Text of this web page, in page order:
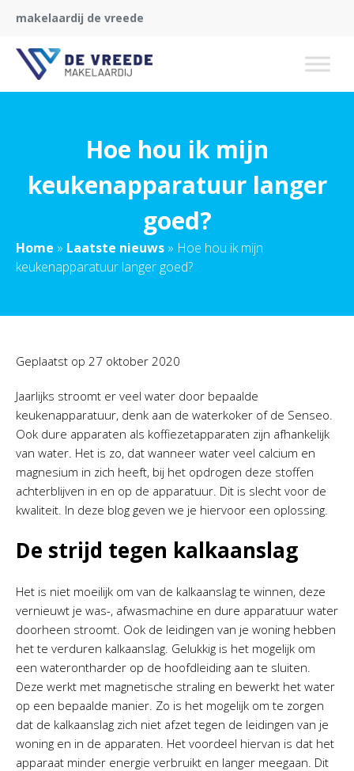
makelaardij de vreede
Hoe hou ik mijn
keukenapparatuur langer
goed?
Home » Laatste nieuws » Hoe hou ik mijn
keukenapparatuur langer goed?
Geplaatst op 27 oktober 2020
Jaarlijks stroomt er veel water door bepaalde
keukenapparatuur, denk aan de waterkoker of de Senseo.
Ook dure apparaten als koffiezetapparaten zijn afhankelijk
van water. Het is zo, dat wanneer water veel calcium en
magnesium in zich heeft, bij het opdrogen deze stoffen
achterblijven in en op de apparatuur. Dit is slecht voor de
kwaliteit. In deze blog geven we je hiervoor een oplossing.
De strijd tegen kalkaanslag
Het is niet moeilijk om van de kalkaanslag te winnen, deze
vernieuwt je was-, afwasmachine en dure apparatuur water
doorheen stroomt. Ook de leidingen van je woning hebben
het te verduren kalkaanslag. Gelukkig is het mogelijk om
een waterontharder op de hoofdleiding aan te sluiten.
Deze werkt met magnetische straling en bewerkt het water
op een bepaalde manier. Zo is het mogelijk om te zorgen
dat de kalkaanslag zich niet afzet tegen de leidingen van je
woning en in de apparaten. Het voordeel hiervan is dat het
apparaat minder energie verbruikt en langer meegaan. Dit